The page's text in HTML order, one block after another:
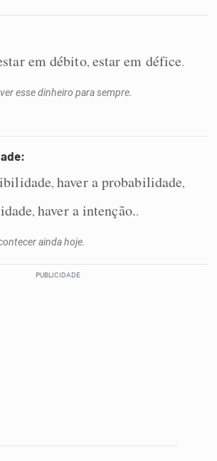
em débito, estar em défice.
esse dinheiro para sempre.
,haver a probabilidade,
,haver a intenção..
ainda hoje.